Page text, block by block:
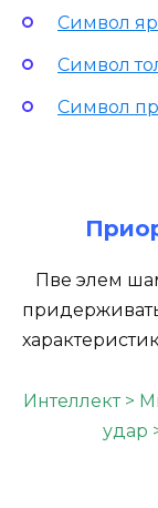
Символ
Символ
Символ
Пве элем
Интеллект >
удар